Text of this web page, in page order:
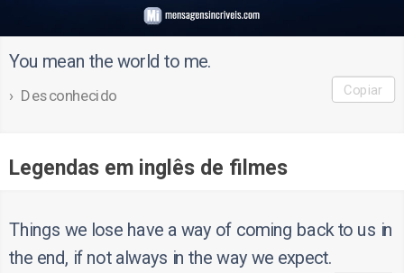
You mean the world to me.
Desconhecido Copiar
Legendas em inglês de filmes
Things we lose have a way of coming back to us in
the end, if not always in the way we expect.